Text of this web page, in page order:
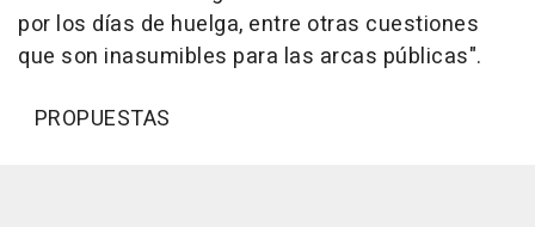
por los días de huelga, entre otras cuestiones
que son inasumibles para las arcas públicas".
PROPUESTAS